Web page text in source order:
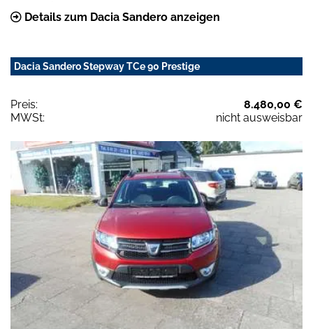
Details zum Dacia Sandero anzeigen
Dacia Sandero Stepway TCe 90 Prestige
Preis:
8.480,00 €
MWSt:
nicht ausweisbar